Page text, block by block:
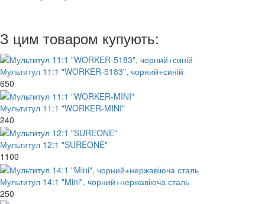
З цим товаром купують:
Мультитул 11:1 "WORKER-5183", чорний+синій
650
Мультитул 11:1 "WORKER-MINI"
240
Мультитул 12:1 "SUREONE"
1100
Мультитул 14:1 "Mini", чорний+нержавіюча сталь
250